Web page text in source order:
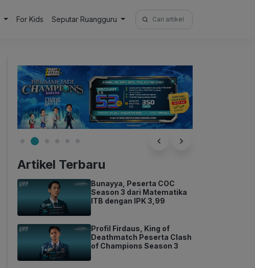
For Kids Seputar Ruangguru
Search
for:
Artikel Terbaru
Bunayya, Peserta COC
Season 3 dari Matematika
ITB dengan IPK 3,99
Profil Firdaus, King of
Deathmatch Peserta Clash
of Champions Season 3